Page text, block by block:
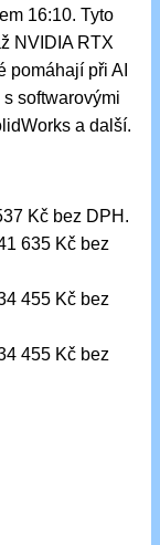
16:10. Tyto
NVIDIA RTX
pomáhají při AI
softwarovými
a další.
Kč bez DPH.
635 Kč bez
455 Kč bez
455 Kč bez